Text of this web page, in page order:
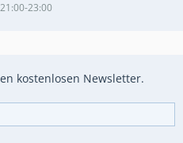
23:00
kostenlosen Newsletter.